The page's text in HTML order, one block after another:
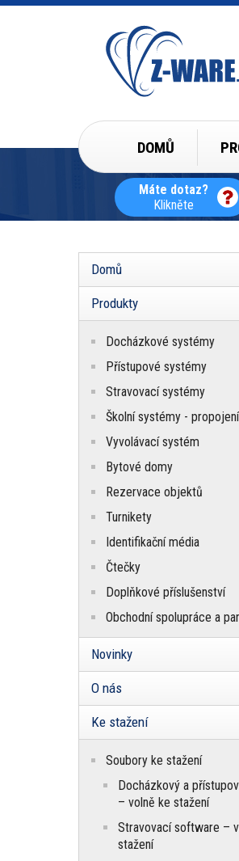
Přejít
Hlavní
navigace
DOMŮ
Máte dotaz?
Klikněte
Hlavní
navigace
Domů
Produkty
Docházkové systémy
Přístupové systémy
Stravovací systémy
Školní systémy - propojení
Vyvolávací systém
Bytové domy
Rezervace objektů
Turnikety
Identifikační média
Čtečky
Doplňkové příslušenství
Obchodní spolupráce a
Novinky
O nás
Ke stažení
Soubory ke stažení
Docházkový a
– volně ke stažení
Stravovací software –
stažení